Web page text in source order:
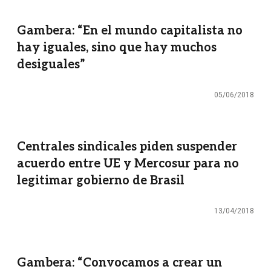
Gambera: “En el mundo capitalista no
hay iguales, sino que hay muchos
desiguales”
05/06/2018
Centrales sindicales piden suspender
acuerdo entre UE y Mercosur para no
legitimar gobierno de Brasil
13/04/2018
Gambera: “Convocamos a crear un